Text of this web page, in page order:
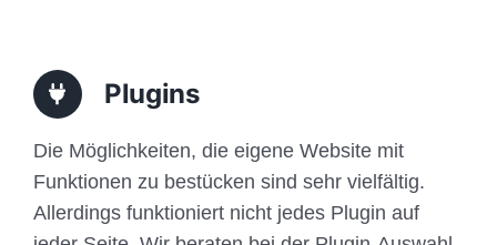
Plugins
Die Möglichkeiten, die eigene Website mit
Funktionen zu bestücken sind sehr vielfältig.
Allerdings funktioniert nicht jedes Plugin auf